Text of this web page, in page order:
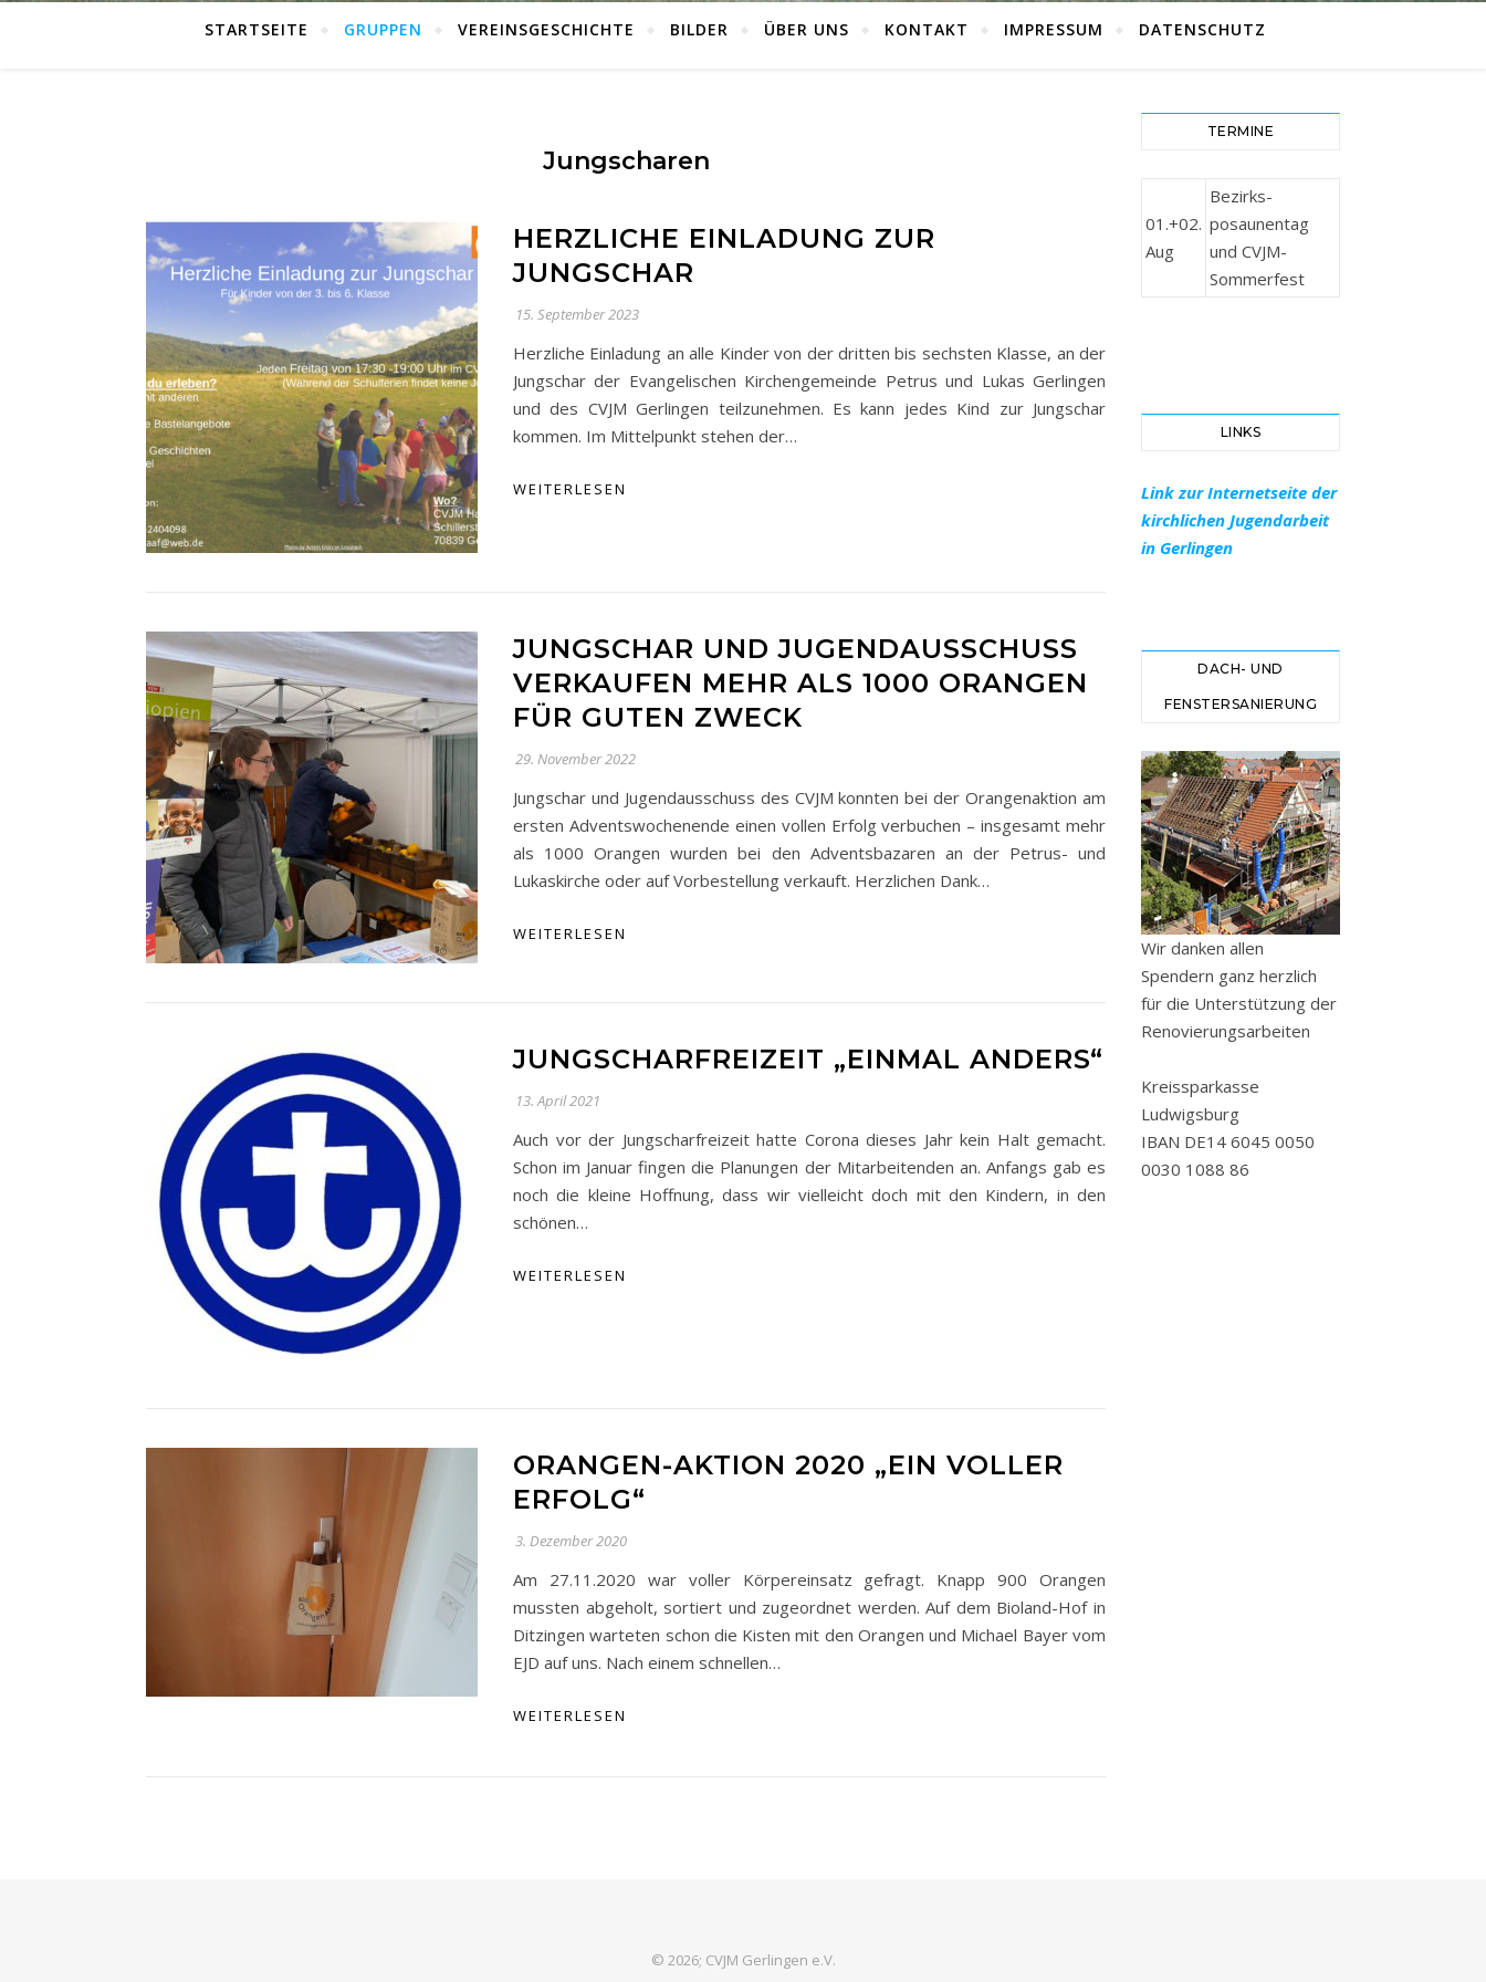
STARTSEITE GRUPPEN VEREINSGESCHICHTE BILDER ÜBER UNS KONTAKT IMPRESSUM DATENSCHUTZ
Jungscharen
HERZLICHE EINLADUNG ZUR
JUNGSCHAR
15. September 2023
Herzliche Einladung an alle Kinder von der dritten bis sechsten Klasse, an der
Jungschar der Evangelischen Kirchengemeinde Petrus und Lukas Gerlingen
und des CVJM Gerlingen teilzunehmen. Es kann jedes Kind zur Jungschar
kommen. Im Mittelpunkt stehen der…
WEITERLESEN
JUNGSCHAR UND JUGENDAUSSCHUSS
VERKAUFEN MEHR ALS 1000 ORANGEN
FÜR GUTEN ZWECK
29. November 2022
Jungschar und Jugendausschuss des CVJM konnten bei der Orangenaktion am
ersten Adventswochenende einen vollen Erfolg verbuchen – insgesamt mehr
als 1000 Orangen wurden bei den Adventsbazaren an der Petrus- und
Lukaskirche oder auf Vorbestellung verkauft. Herzlichen Dank…
WEITERLESEN
JUNGSCHARFREIZEIT „EINMAL ANDERS“
13. April 2021
Auch vor der Jungscharfreizeit hatte Corona dieses Jahr kein Halt gemacht.
Schon im Januar fingen die Planungen der Mitarbeitenden an. Anfangs gab es
noch die kleine Hoffnung, dass wir vielleicht doch mit den Kindern, in den
schönen…
WEITERLESEN
ORANGEN-AKTION 2020 „EIN VOLLER
ERFOLG“
3. Dezember 2020
Am 27.11.2020 war voller Körpereinsatz gefragt. Knapp 900 Orangen
mussten abgeholt, sortiert und zugeordnet werden. Auf dem Bioland-Hof in
Ditzingen warteten schon die Kisten mit den Orangen und Michael Bayer vom
EJD auf uns. Nach einem schnellen…
WEITERLESEN
TERMINE
01.+02.
Aug
Bezirks-
posaunentag
und CVJM-
Sommerfest
LINKS
Link zur Internetseite der
kirchlichen Jugendarbeit
in Gerlingen
DACH- UND
FENSTERSANIERUNG
Wir danken allen
Spendern ganz herzlich
für die Unterstützung der
Renovierungsarbeiten
Kreissparkasse
Ludwigsburg
IBAN DE14 6045 0050
0030 1088 86
© 2026; CVJM Gerlingen e.V.